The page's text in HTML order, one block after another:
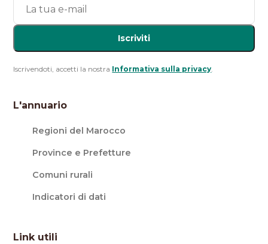
Iscriviti
Iscrivendoti, accetti la nostra Informativa sulla privacy.
L'annuario
Regioni del Marocco
Province e Prefetture
Comuni rurali
Indicatori di dati
Link utili